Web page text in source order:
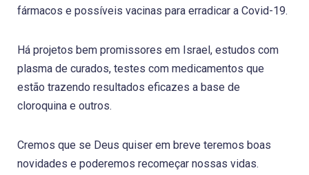
fármacos e possíveis vacinas para erradicar a Covid-19.
Há projetos bem promissores em Israel, estudos com
plasma de curados, testes com medicamentos que
estão trazendo resultados eficazes a base de
cloroquina e outros.
Cremos que se Deus quiser em breve teremos boas
novidades e poderemos recomeçar nossas vidas.